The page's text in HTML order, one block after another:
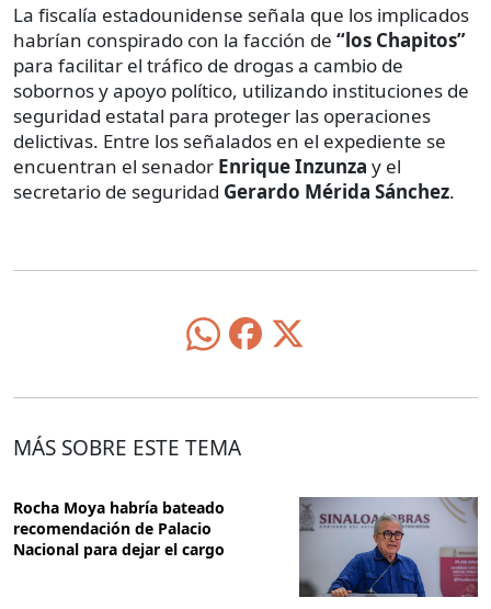
La fiscalía estadounidense señala que los implicados
habrían conspirado con la facción de “los Chapitos”
para facilitar el tráfico de drogas a cambio de
sobornos y apoyo político, utilizando instituciones de
seguridad estatal para proteger las operaciones
delictivas. Entre los señalados en el expediente se
encuentran el senador Enrique Inzunza y el
secretario de seguridad Gerardo Mérida Sánchez.
MÁS SOBRE ESTE TEMA
Rocha Moya habría bateado
recomendación de Palacio
Nacional para dejar el cargo